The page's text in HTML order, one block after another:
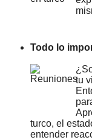
Todo lo
tu
turco, el
entender